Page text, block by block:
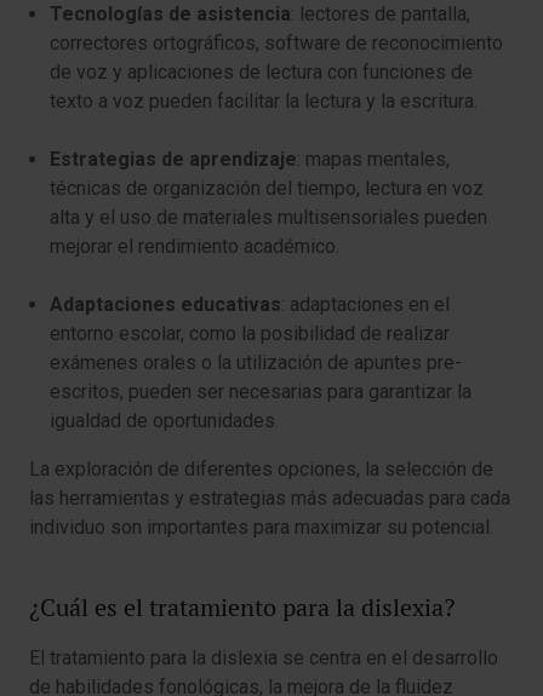
Tecnologías de asistencia: lectores de pantalla,
correctores ortográficos, software de reconocimiento
de voz y aplicaciones de lectura con funciones de
texto a voz pueden facilitar la lectura y la escritura.
Estrategias de aprendizaje: mapas mentales,
técnicas de organización del tiempo, lectura en voz
alta y el uso de materiales multisensoriales pueden
mejorar el rendimiento académico.
Adaptaciones educativas: adaptaciones en el
entorno escolar, como la posibilidad de realizar
exámenes orales o la utilización de apuntes pre-
escritos, pueden ser necesarias para garantizar la
igualdad de oportunidades.
La exploración de diferentes opciones, la selección de
las herramientas y estrategias más adecuadas para cada
individuo son importantes para maximizar su potencial.
¿Cuál es el tratamiento para la dislexia?
El tratamiento para la dislexia se centra en el desarrollo
de habilidades fonológicas, la mejora de la fluidez